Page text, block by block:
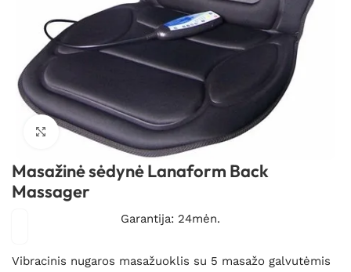
Spustelėkite, kad padidintumėte
Masažinė sėdynė Lanaform Back
Massager
Garantija: 24mėn.
Vibracinis nugaros masažuoklis su 5 masažo galvutėmis